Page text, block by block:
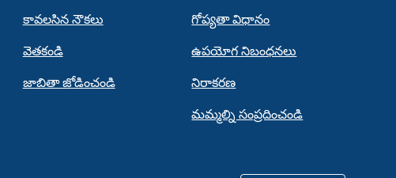
కావలసిన నౌకలు
వెతకండి
జాబితా జోడించండి
గోప్యతా విధానం
ఉపయోగ నిబంధనలు
నిరాకరణ
మమ్మల్ని సంప్రదించండి